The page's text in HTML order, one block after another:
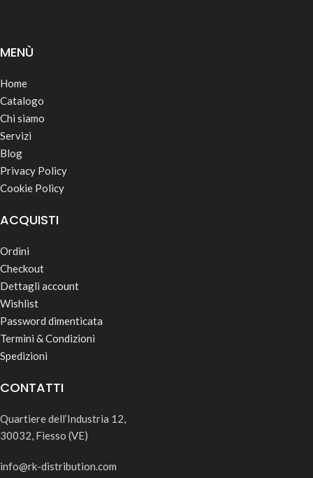
MENÙ
Home
Catalogo
Chi siamo
Servizi
Blog
Privacy Policy
Cookie Policy
ACQUISTI
Ordini
Checkout
Dettagli account
Wishlist
Password dimenticata
Termini & Condizioni
Spedizioni
CONTATTI
Quartiere dell’Industria 12,
30032, Fiesso (VE)
info@rk-distribution.com